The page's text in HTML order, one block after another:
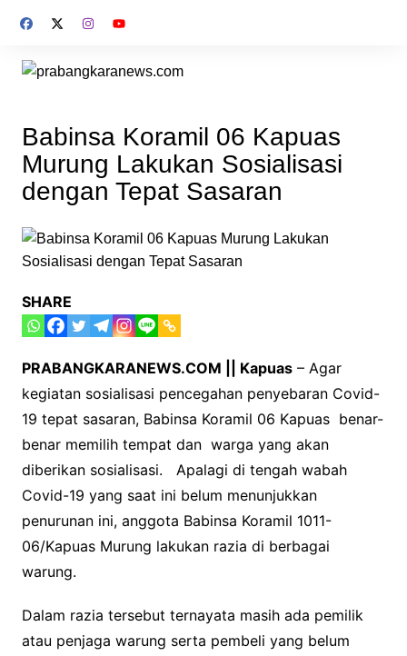
Babinsa Koramil 06 Kapuas
Murung Lakukan Sosialisasi
dengan Tepat Sasaran
SHARE
PRABANGKARANEWS.COM || Kapuas– Agar
kegiatan sosialisasi pencegahan penyebaran Covid-
19 tepat sasaran, Babinsa Koramil 06 Kapuas benar-
benar memilih tempat dan warga yang akan
diberikan sosialisasi. Apalagi di tengah wabah
Covid-19 yang saat ini belum menunjukkan
penurunan ini, anggota Babinsa Koramil 1011-
06/Kapuas Murung lakukan razia di berbagai
warung.
Dalam razia tersebut ternayata masih ada pemilik
atau penjaga warung serta pembeli yang belum